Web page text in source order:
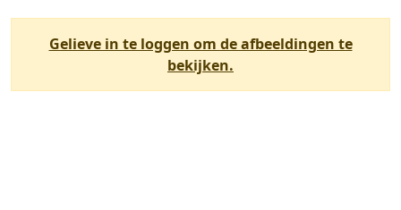
Gelieve in te loggen om de afbeeldingen te
bekijken.